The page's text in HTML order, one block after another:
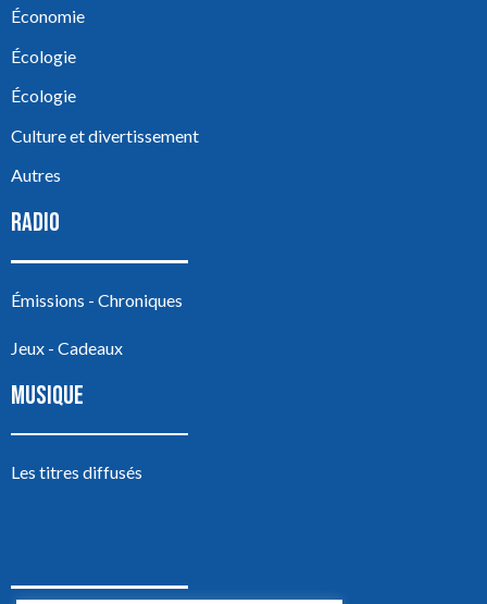
Économie
Écologie
Écologie
Culture et divertissement
Autres
RADIO
Émissions - Chroniques
Jeux - Cadeaux
MUSIQUE
Les titres diffusés